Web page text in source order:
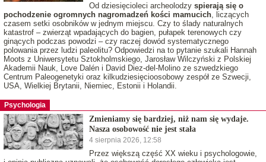
Od dziesięcioleci archeolodzyspierają się o
pochodzenie ogromnych nagromadzeń kości mamucich , liczących
czasem setki osobników w jednym miejscu. Czy to ślady naturalnych
katastrof – zwierząt wpadających do bagien, pułapek terenowych czy
ginących podczas powodzi – czy raczej dowód systematycznego
polowania przez ludzi paleolitu? Odpowiedzi na to pytanie szukali Hannah
Moots z Uniwersytetu Sztokholmskiego, Jarosław Wilczyński z Polskiej
Akademii Nauk, Love Dalén i David Diez-del-Molino ze szwedzkiego
Centrum Paleogenetyki oraz kilkudziesięcioosobowy zespół ze Szwecji,
USA, Wielkiej Brytanii, Niemiec, Estonii i Holandii.
Psychologia
Zmieniamy się bardziej, niż nam się wydaje.
Nasza osobowość nie jest stała
4 sierpnia 2026, 12:58
Przez większą część XX wieku i psychologowie,